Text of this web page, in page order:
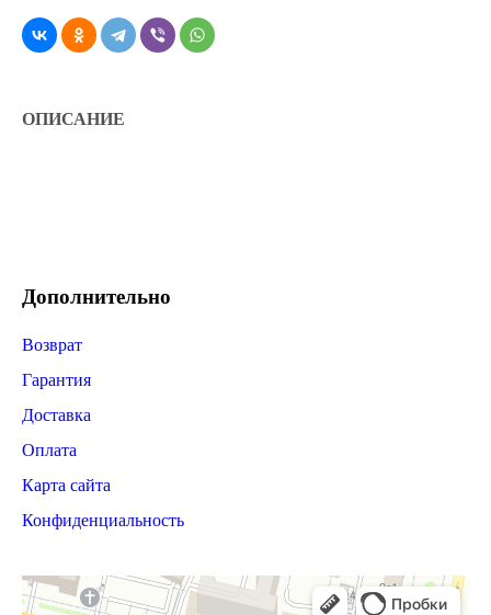
ОПИСАНИЕ
Дополнительно
Возврат
Гарантия
Доставка
Оплата
Карта сайта
Конфиденциальность